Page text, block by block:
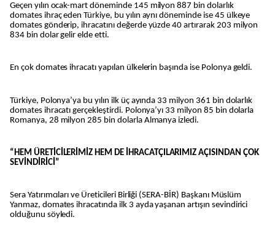
Geçen yılın ocak-mart döneminde 145 milyon 887 bin dolarlık
domates ihraç eden Türkiye, bu yılın aynı döneminde ise 45 ülkeye
domates gönderip, ihracatını değerde yüzde 40 artırarak 203 milyon
834 bin dolar gelir elde etti.
En çok domates ihracatı yapılan ülkelerin başında ise Polonya geldi.
Türkiye, Polonya’ya bu yılın ilk üç ayında 33 milyon 361 bin dolarlık
domates ihracatı gerçekleştirdi. Polonya’yı 33 milyon 85 bin dolarla
Romanya, 28 milyon 285 bin dolarla Almanya izledi.
“HEM ÜRETİCİLERİMİZ HEM DE İHRACATÇILARIMIZ AÇISINDAN ÇOK
SEVİNDİRİCİ”
Sera Yatırımcıları ve Üreticileri Birliği (SERA-BİR) Başkanı Müslüm
Yanmaz, domates ihracatında ilk 3 ayda yaşanan artışın sevindirici
olduğunu söyledi.